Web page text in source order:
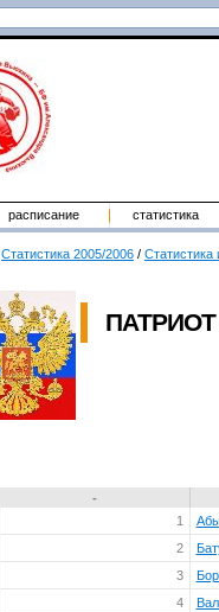
расписание статистика
Статистика 2005/2006 / Статистика
ПАТРИОТ
-
1
2
3
4